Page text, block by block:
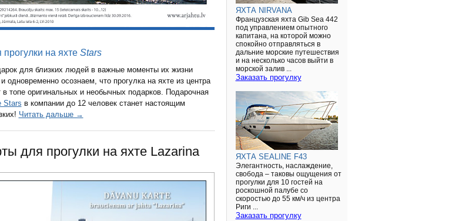
на яхте Stars
для близких людей в важные моменты их жизни
одновременно осознаем, что прогулка на яхте из центра
в топе оригинальных и необычных подарков. Подарочная
Stars в компании до 12 человек станет настоящим
Читать дальше →
для прогулки на яхте Lazarina
ЯХТА NIRVANA
Французская яхта Gib Sea 442
под управлением опытного
капитана, на которой можно
спокойно отправляться в
дальние морские путешествия
и на несколько часов выйти в
морской залив ...
Заказать прогулку
ЯХТА SEALINE F43
Элегантность, наслаждение,
свобода – таковы ощущения от
прогулки для 10 гостей на
роскошной палубе со
скоростью до 55 км/ч из центра
Риги ...
Заказать прогулку